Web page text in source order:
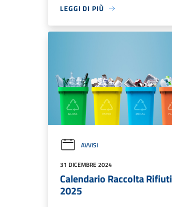
LEGGI DI PIÙ
AVVISI
31 DICEMBRE 2024
Calendario Raccolta Rifiuti
2025